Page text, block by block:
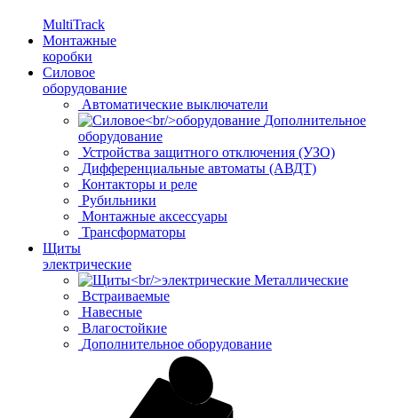
MultiTrack
Монтажные
коробки
Силовое
оборудование
Автоматические выключатели
Дополнительное
оборудование
Устройства защитного отключения (УЗО)
Дифференциальные автоматы (АВДТ)
Контакторы и реле
Рубильники
Монтажные аксессуары
Трансформаторы
Щиты
электрические
Металлические
Встраиваемые
Навесные
Влагостойкие
Дополнительное оборудование